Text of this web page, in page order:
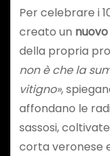
Per celebrare i
creato un
della propria
non è che la
vitigno»,
affondano le
sassosi,
corta veronese